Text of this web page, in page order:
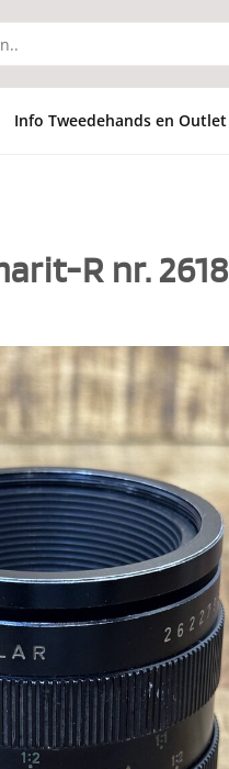
Info Tweedehands en Outlet
R nr. 2618